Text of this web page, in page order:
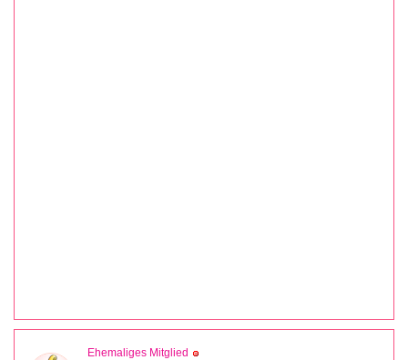
Ehemaliges Mitglied